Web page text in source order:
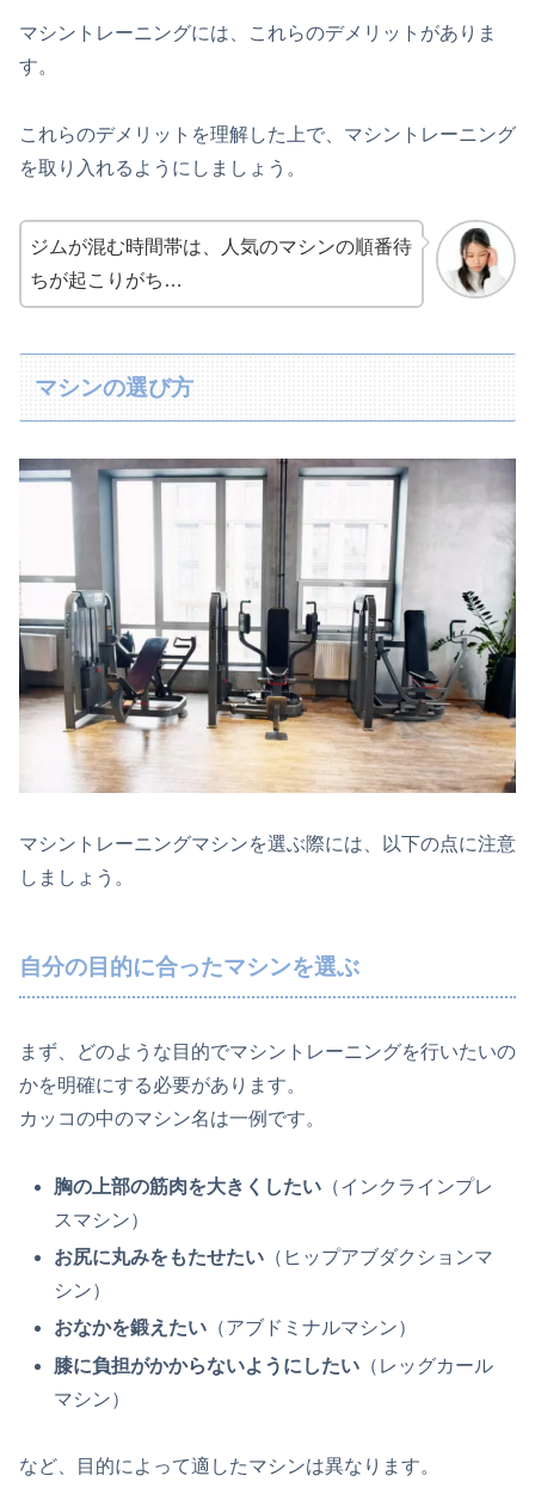
マシントレーニングには、これらのデメリットがありま
す。
これらのデメリットを理解した上で、マシントレーニング
を取り入れるようにしましょう。
ジムが混む時間帯は、人気のマシンの順番待
ちが起こりがち…
マシンの選び方
マシントレーニングマシンを選ぶ際には、以下の点に注意
しましょう。
自分の目的に合ったマシンを選ぶ
まず、どのような目的でマシントレーニングを行いたいの
かを明確にする必要があります。
カッコの中のマシン名は一例です。
胸の上部の筋肉を大きくしたい （インクラインプレ
スマシン）
お尻に丸みをもたせたい （ヒップアブダクションマ
シン）
おなかを鍛えたい （アブドミナルマシン）
膝に負担がかからないようにしたい （レッグカール
マシン）
など、目的によって適したマシンは異なります。